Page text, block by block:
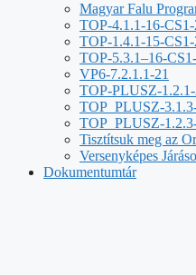
Magyar Falu
TOP-4.1.1-16-
TOP-1.4.1-15-
TOP-5.3.1–16-
VP6-7.2.1.1-21
TOP-PLUSZ-
TOP_PLUSZ-
TOP_PLUSZ-
Tisztítsuk meg az
Versenyképes
Dokumentumtár